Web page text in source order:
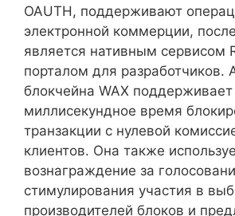
OAUTH, поддерживают
электронной коммерции,
является нативным сервисом
порталом для разработчиков.
блокчейна WAX
миллисекундное время
транзакции с нулевой
клиентов. Она также
вознаграждение за
стимулирования участия в
производителей блоков и